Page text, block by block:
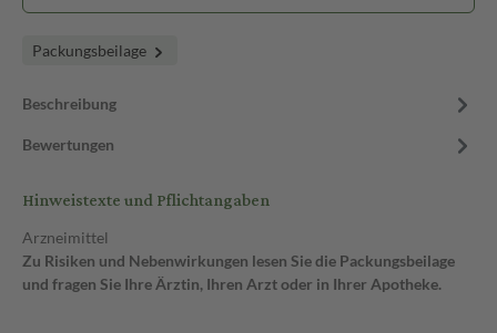
Packungsbeilage
Beschreibung
Bewertungen
Hinweistexte und Pflichtangaben
Arzneimittel
Zu Risiken und Nebenwirkungen lesen Sie die Packungsbeilage
und fragen Sie Ihre Ärztin, Ihren Arzt oder in Ihrer Apotheke.